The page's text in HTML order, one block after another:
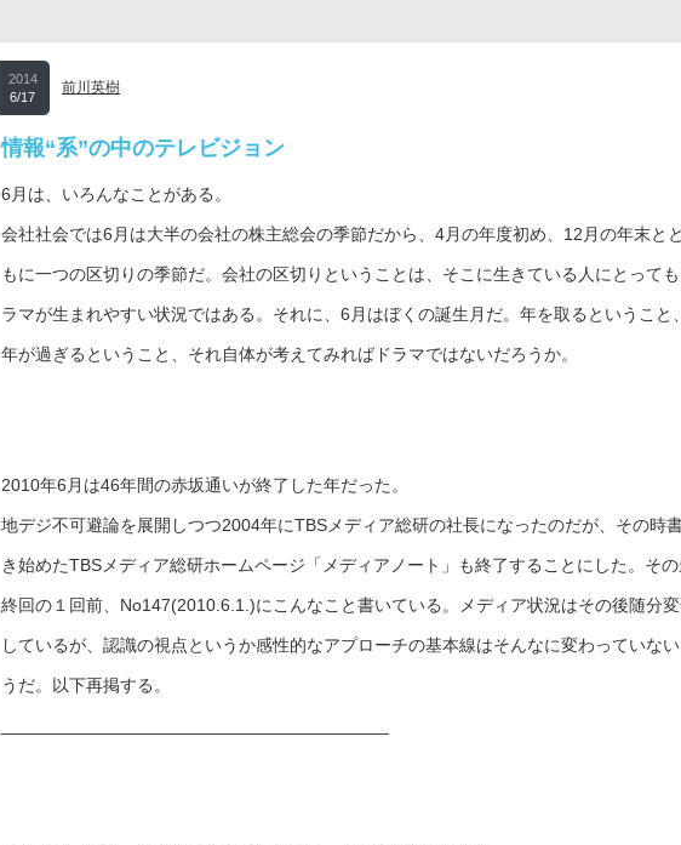
2014
6/17
前川英樹
情報“系”の中のテレビジョン
6月は、いろんなことがある。
会社社会では6月は大半の会社の株主総会の季節だから、4月の年度初め、12月の年末とと
もに一つの区切りの季節だ。会社の区切りということは、そこに生きている人にとっても
ラマが生まれやすい状況ではある。それに、6月はぼくの誕生月だ。年を取るということ
年が過ぎるということ、それ自体が考えてみればドラマではないだろうか。
2010年6月は46年間の赤坂通いが終了した年だった。
地デジ不可避論を展開しつつ2004年にTBSメディア総研の社長になったのだが、その時
き始めたTBSメディア総研ホームページ「メディアノート」も終了することにした。そ
終回の１回前、No147(2010.6.1.)にこんなこと書いている。メディア状況はその後随分
しているが、認識の視点というか感性的なアプローチの基本線はそんなに変わっていない
うだ。以下再掲する。